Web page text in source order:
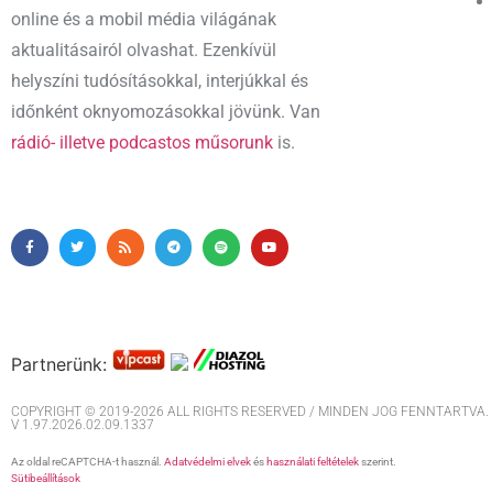
online és a mobil média világának
aktualitásairól olvashat. Ezenkívül
helyszíni tudósításokkal, interjúkkal és
időnként oknyomozásokkal jövünk. Van
rádió- illetve podcastos műsorunk is.
Partnerünk:
COPYRIGHT © 2019-2026 ALL RIGHTS RESERVED / MINDEN JOG
V 1.97.2026.02.09.1337
Az oldal reCAPTCHA-t használ. Adatvédelmi elvekés használati feltételekszerint.
Sütibeállítások